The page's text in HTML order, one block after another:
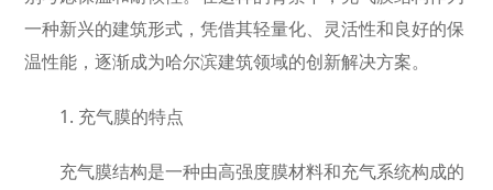
一种新兴的建筑形式，凭借其轻量化、灵活性和良好的保
温性能，逐渐成为哈尔滨建筑领域的创新解决方案。
1. 充气膜的特点
充气膜结构是一种由高强度膜材料和充气系统构成的